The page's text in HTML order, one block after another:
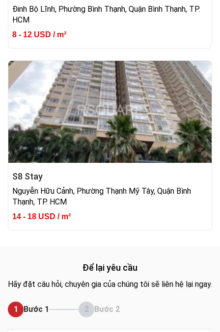
Đinh Bộ Lĩnh, Phường Bình Thạnh, Quận Bình Thạnh, TP.
HCM
8 - 12 USD / m²
S8 Stay
Nguyễn Hữu Cảnh, Phường Thạnh Mỹ Tây, Quận Bình
Thạnh, TP. HCM
14 - 18 USD / m²
Để lại yêu cầu
Hãy đặt câu hỏi, chuyên gia của chúng tôi sẽ liên hệ lại ngay.
1 Bước 1 2 Bước 2